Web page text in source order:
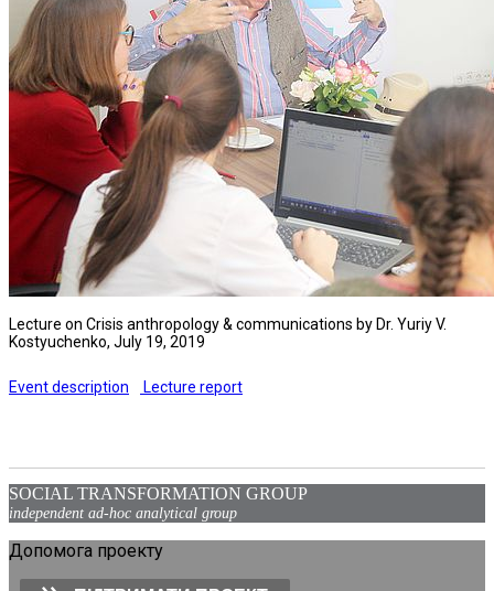
Lecture on Crisis anthropology & communications by Dr. Yuriy V.
Kostyuchenko, July 19, 2019
Event description Lecture report
SOCIAL TRANSFORMATION GROUP
independent ad-hoc analytical group
Допомога проекту